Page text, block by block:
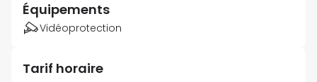
Équipements
Vidéoprotection
Tarif horaire